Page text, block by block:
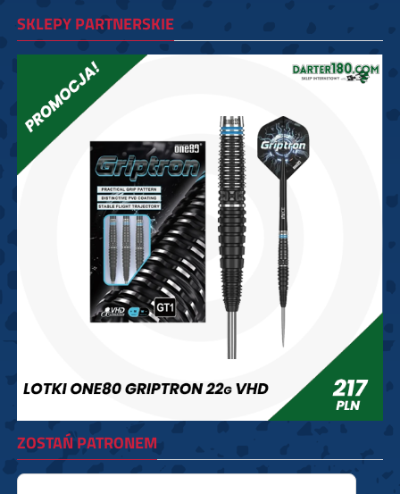
SKLEPY PARTNERSKIE
ZOSTAŃ PATRONEM